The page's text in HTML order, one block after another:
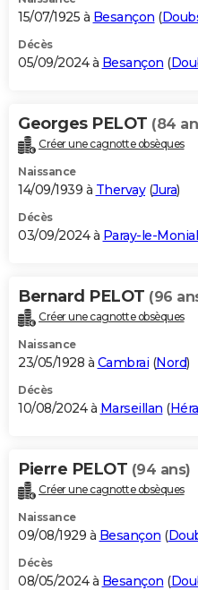
15/07/1925 à Besançon (
Décès
05/09/2024 à Besançon (
Georges PELOT (84
Créer une cagnotte obsèques
Naissance
14/09/1939 à Thervay(Jura)
Décès
03/09/2024 à Paray-le-Monial
Bernard PELOT (96
Créer une cagnotte obsèques
Naissance
23/05/1928 à Cambrai (Nord)
Décès
10/08/2024 à Marseillan (
Pierre PELOT (94 ans)
Créer une cagnotte obsèques
Naissance
09/08/1929 à Besançon (
Décès
08/05/2024 à Besançon (